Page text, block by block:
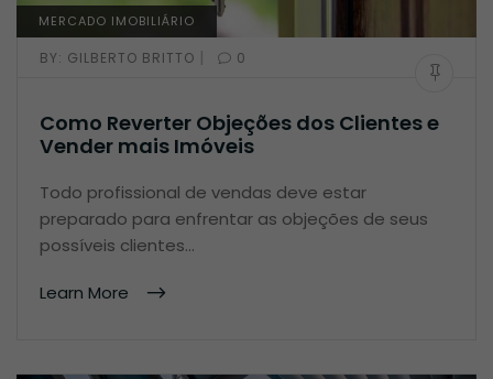
MERCADO IMOBILIÁRIO
BY: GILBERTO BRITTO | 0
Como Reverter Objeções dos Clientes e
Vender mais Imóveis
Todo profissional de vendas deve estar
preparado para enfrentar as objeções de seus
possíveis clientes…
Learn More